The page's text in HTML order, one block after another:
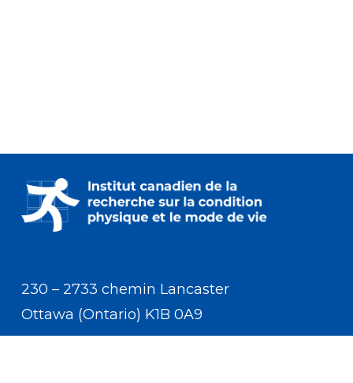
230 – 2733 chemin Lancaster
Ottawa (Ontario) K1B 0A9